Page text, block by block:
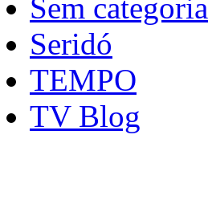
Sem categoria
Seridó
TEMPO
TV Blog